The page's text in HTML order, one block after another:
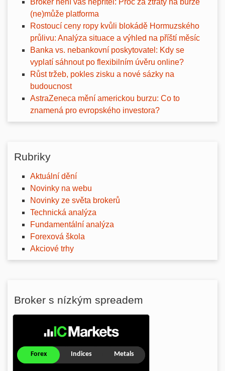
(ne)může platforma
Rostoucí ceny ropy kvůli blokádě Hormuzského
průlivu: Analýza situace a výhled na příští měsíc
Banka vs. nebankovní poskytovatel: Kdy se
vyplatí sáhnout po flexibilním úvěru online?
Růst tržeb, pokles zisku a nové sázky na
budoucnost
AstraZeneca mění americkou burzu: Co to
znamená pro evropského investora?
Rubriky
Aktuální dění
Novinky na webu
Novinky ze světa brokerů
Technická analýza
Fundamentální analýza
Forexová škola
Akciové trhy
Broker s nízkým spreadem